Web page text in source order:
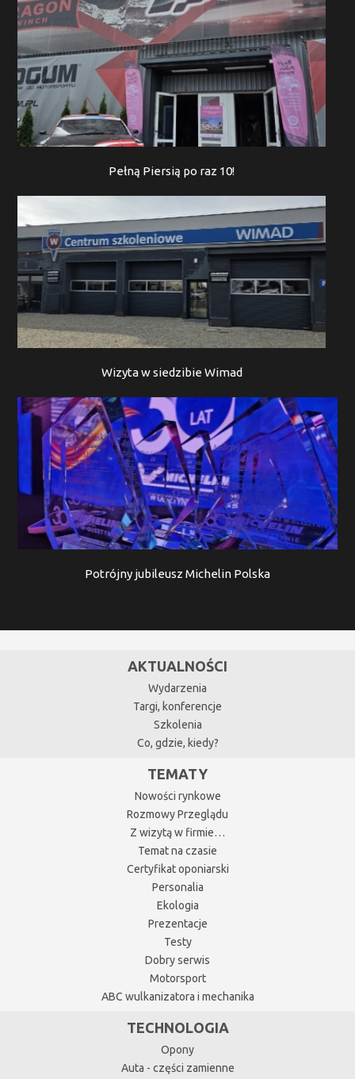
Pełną Piersią po raz 10!
Wizyta w siedzibie Wimad
Potrójny jubileusz Michelin Polska
AKTUALNOŚCI
Wydarzenia
Targi, konferencje
Szkolenia
Co, gdzie, kiedy?
TEMATY
Nowości rynkowe
Rozmowy Przeglądu
Z wizytą w firmie…
Temat na czasie
Certyfikat oponiarski
Personalia
Ekologia
Prezentacje
Testy
Dobry serwis
Motorsport
ABC wulkanizatora i mechanika
TECHNOLOGIA
Opony
Auta - części zamienne